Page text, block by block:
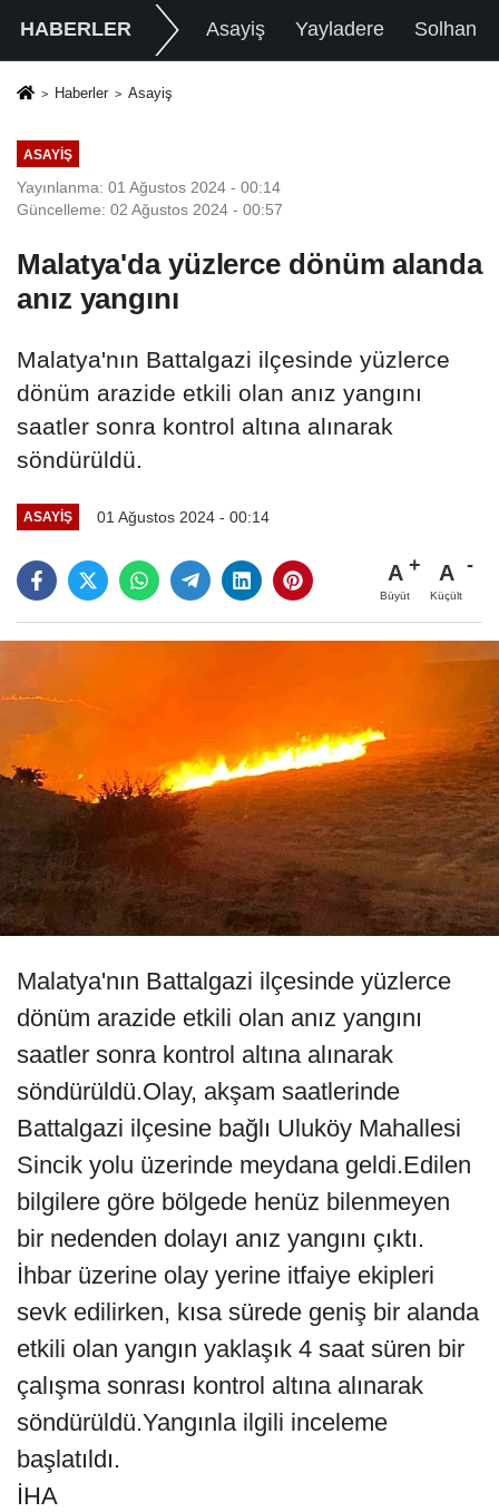
HABERLER Asayiş Yayladere Solhan
Haberler Asayiş
ASAYIŞ
Yayınlanma: 01 Ağustos 2024 - 00:14
Güncelleme: 02 Ağustos 2024 - 00:57
Malatya'da yüzlerce dönüm alanda
anız yangını
Malatya'nın Battalgazi ilçesinde yüzlerce
dönüm arazide etkili olan anız yangını
saatler sonra kontrol altına alınarak
söndürüldü.
ASAYIŞ 01 Ağustos 2024 - 00:14
A
Büyüt
A
Küçült
Malatya'nın Battalgazi ilçesinde yüzlerce
dönüm arazide etkili olan anız yangını
saatler sonra kontrol altına alınarak
söndürüldü.Olay, akşam saatlerinde
Battalgazi ilçesine bağlı Uluköy Mahallesi
Sincik yolu üzerinde meydana geldi.Edilen
bilgilere göre bölgede henüz bilenmeyen
bir nedenden dolayı anız yangını çıktı.
İhbar üzerine olay yerine itfaiye ekipleri
sevk edilirken, kısa sürede geniş bir alanda
etkili olan yangın yaklaşık 4 saat süren bir
çalışma sonrası kontrol altına alınarak
söndürüldü.Yangınla ilgili inceleme
başlatıldı.
İHA